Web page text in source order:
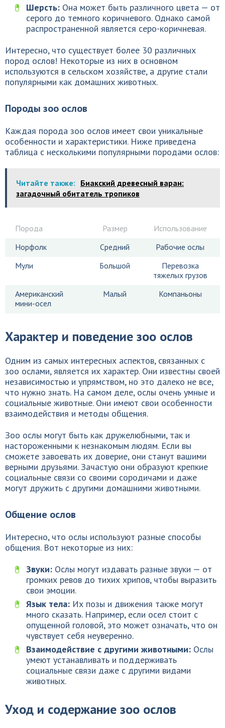
Шерсть: Она может быть различного цвета — от
серого до темного коричневого. Однако самой
распространенной является серо-коричневая.
Интересно, что существует более 30 различных
пород ослов! Некоторые из них в основном
используются в сельском хозяйстве, а другие стали
популярными как домашних животных.
Породы зоо ослов
Каждая порода зоо ослов имеет свои уникальные
особенности и характеристики. Ниже приведена
таблица с несколькими популярными породами ослов:
Читайте также: Биакский древесный варан:
загадочный обитатель тропиков
Порода Размер
Использование
Норфолк
Средний
Рабочие ослы
Мули
Большой
Перевозка
тяжелых грузов
Американский
мини-осел
Малый Компаньоны
Характер и поведение зоо ослов
Одним из самых интересных аспектов, связанных с
зоо ослами, является их характер. Они известны своей
независимостью и упрямством, но это далеко не все,
что нужно знать. На самом деле, ослы очень умные и
социальные животные. Они имеют свои особенности
взаимодействия и методы общения.
Зоо ослы могут быть как дружелюбными, так и
настороженными к незнакомым людям. Если вы
сможете завоевать их доверие, они станут вашими
верными друзьями. Зачастую они образуют крепкие
социальные связи со своими сородичами и даже
могут дружить с другими домашними животными.
Общение ослов
Интересно, что ослы используют разные способы
общения. Вот некоторые из них:
Звуки: Ослы могут издавать разные звуки — от
громких ревов до тихих хрипов, чтобы выразить
свои эмоции.
Язык тела: Их позы и движения также могут
много сказать. Например, если осел стоит с
опущенной головой, это может означать, что он
чувствует себя неуверенно.
Взаимодействие с другими животными: Ослы
умеют устанавливать и поддерживать
социальные связи даже с другими видами
животных.
Уход и содержание зоо ослов